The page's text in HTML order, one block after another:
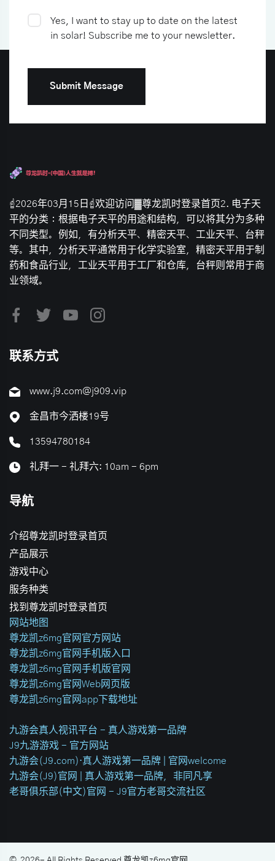
Yes, I want to stay up to date on the latest
in solar! Subscribe me to your newsletter.
Submit Message
☝2026年03月15日☝欢迎访问▓尊龙凯时登录首页2. 电子天
平的分类：根据电子天平的用途和结构，可以将其分为多种
不同类型。例如，有分析天平、精密天平、工业天平、台秤
等。其中，分析天平通常用于化学实验室，精密天平用于制
药和食品行业，工业天平用于工厂和仓库，台秤则常用于商
业领域。
联系方式
www.j9.com@j909.vip
金昌市今洒楼19号
13594780184
礼拜一 - 礼拜六: 10am - 6pm
导航
介绍尊龙凯时登录首页
产品展示
游戏中心
服务种类
找到尊龙凯时登录首页
网站地图
尊龙凯z6mg官网官方网站
尊龙凯z6mg官网手机版入口
尊龙凯z6mg官网手机版官网
尊龙凯z6mg官网Web网页版
尊龙凯z6mg官网app下载地址
九游会真人视讯平台 - 真人游戏第一品牌
J9九游游戏 - 官方网站
九游会(J9.com)·真人游戏第一品牌 | 官网welcome
九游会(J9)官网 | 真人游戏第一品牌，非同凡享
老哥俱乐部(中文)官网 - J9官方老哥交流社区